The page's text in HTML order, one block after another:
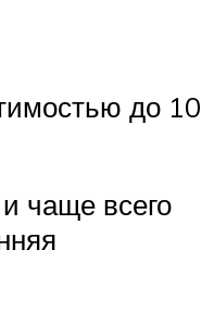
до 10
чаще всего